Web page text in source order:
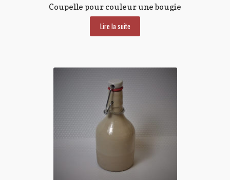
Coupelle pour couleur une bougie
Lire la suite